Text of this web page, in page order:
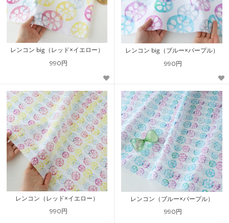
レンコン big（レッド×イエロー）
990円
レンコン big（ブルー×パープル）
990円
レンコン（レッド×イエロー）
990円
レンコン（ブルー×パープル）
990円